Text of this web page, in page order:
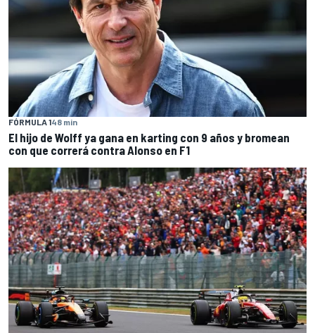
FÓRMULA 148 min
El hijo de Wolff ya gana en karting con 9 años y bromean
con que correrá contra Alonso en F1